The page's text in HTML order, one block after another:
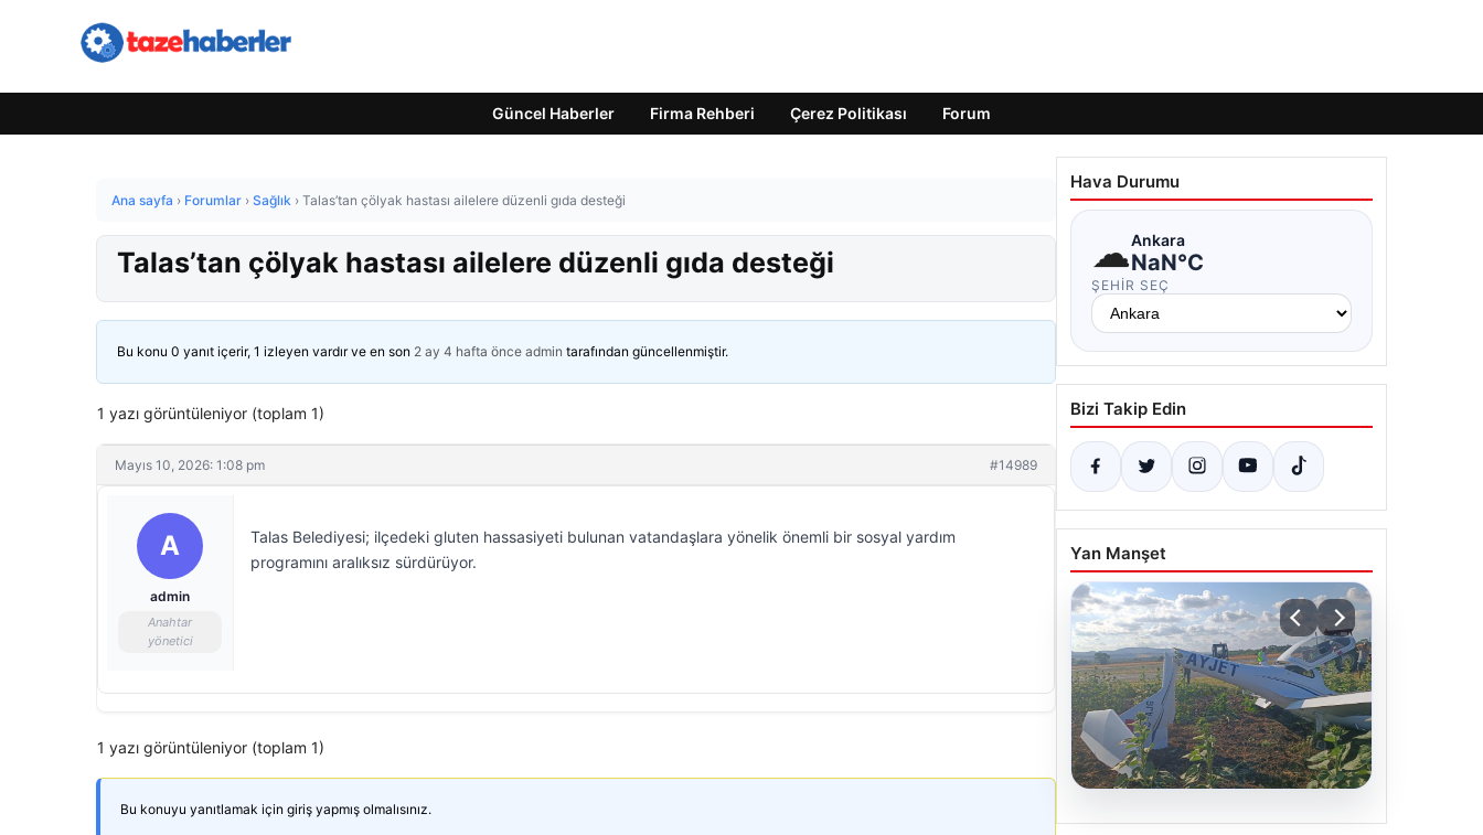
Güncel Haberler Firma Rehberi Çerez Politikası Forum
Ana sayfa › Forumlar › Sağlık › Talas’tan çölyak hastası ailelere düzenli gıda desteği
Talas’tan çölyak hastası ailelere düzenli gıda desteği
Bu konu 0 yanıt içerir, 1 izleyen vardır ve en son 2 ay 4 hafta önce admin tarafından güncellenmiştir.
1 yazı görüntüleniyor (toplam 1)
Mayıs 10, 2026: 1:08 pm #14989
A
admin
Anahtar
yönetici
Talas Belediyesi; ilçedeki gluten hassasiyeti bulunan vatandaşlara yönelik önemli bir sosyal yardım
programını aralıksız sürdürüyor.
1 yazı görüntüleniyor (toplam 1)
Bu konuyu yanıtlamak için giriş yapmış olmalısınız.
Hava Durumu
☁Ankara
NaN°C
ŞEHIR SEÇ
Bizi Takip Edin
Yan Manşet